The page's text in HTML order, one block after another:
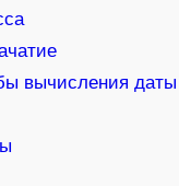
вычисления даты